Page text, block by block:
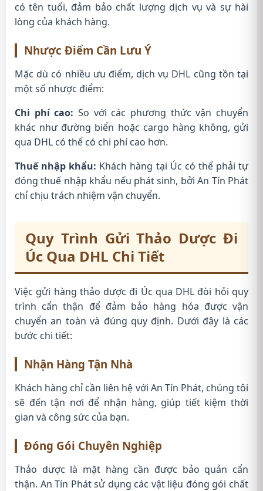
có tên tuổi, đảm bảo chất lượng dịch vụ và sự hài
lòng của khách hàng.
Nhược Điểm Cần Lưu Ý
Mặc dù có nhiều ưu điểm, dịch vụ DHL cũng tồn tại
một số nhược điểm:
Chi phí cao: So với các phương thức vận chuyển
khác như đường biển hoặc cargo hàng không, gửi
qua DHL có thể có chi phí cao hơn.
Thuế nhập khẩu: Khách hàng tại Úc có thể phải tự
đóng thuế nhập khẩu nếu phát sinh, bởi An Tín Phát
chỉ chịu trách nhiệm vận chuyển.
Quy Trình Gửi Thảo Dược Đi
Úc Qua DHL Chi Tiết
Việc gửi hàng thảo dược đi Úc qua DHL đòi hỏi quy
trình cẩn thận để đảm bảo hàng hóa được vận
chuyển an toàn và đúng quy định. Dưới đây là các
bước chi tiết:
Nhận Hàng Tận Nhà
Khách hàng chỉ cần liên hệ với An Tín Phát, chúng tôi
sẽ đến tận nơi để nhận hàng, giúp tiết kiệm thời
gian và công sức của bạn.
Đóng Gói Chuyên Nghiệp
Thảo dược là mặt hàng cần được bảo quản cẩn
thận. An Tín Phát sử dụng các vật liệu đóng gói chất